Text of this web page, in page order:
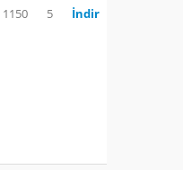
1150 5 İndir